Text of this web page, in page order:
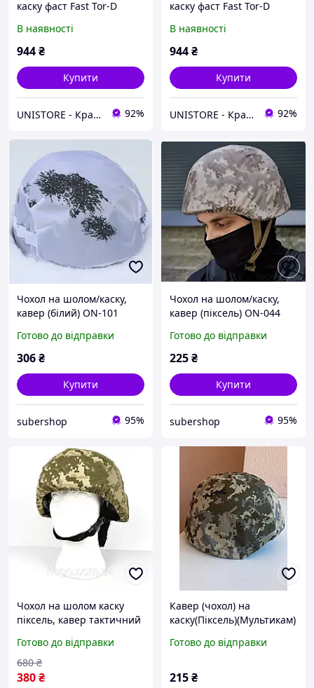
каску фаст Fast Tor-D
Розмір XL
В наявності
944₴
Купити
UNISTORE - Кращі товари Європи 92%
каску фаст Fast Tor-D
Розмір L
В наявності
944₴
Купити
UNISTORE - Кращі товари Європи 92%
Чохол на шолом/каску,
кавер (білий) ON-101
Готово до відправки
306₴
Купити
subershop 95%
Чохол на шолом/каску,
кавер (піксель) ON-044
Готово до відправки
225₴
Купити
subershop 95%
Чохол на шолом каску
піксель, кавер тактичний
Готово до відправки
380₴
680 ₴
Кавер (чохол) на
каску(Піксель)(Мультикам)
Готово до відправки
215₴